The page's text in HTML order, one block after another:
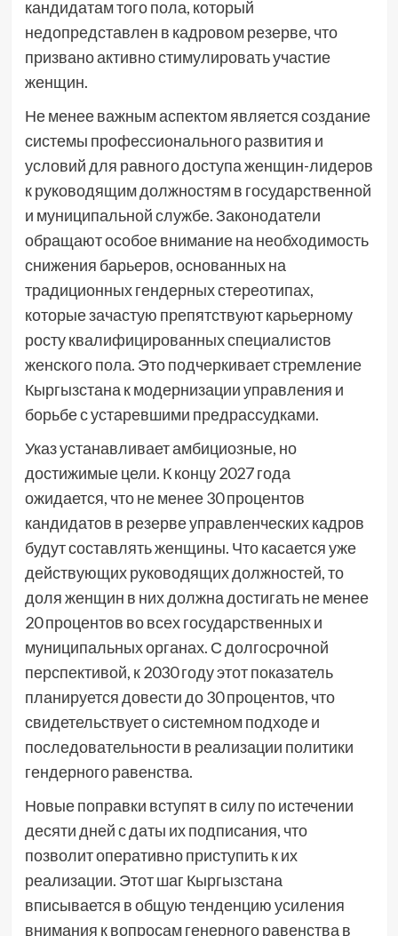
кандидатам того пола, который
недопредставлен в кадровом резерве, что
призвано активно стимулировать участие
женщин.
Не менее важным аспектом является создание
системы профессионального развития и
условий для равного доступа женщин-лидеров
к руководящим должностям в государственной
и муниципальной службе. Законодатели
обращают особое внимание на необходимость
снижения барьеров, основанных на
традиционных гендерных стереотипах,
которые зачастую препятствуют карьерному
росту квалифицированных специалистов
женского пола. Это подчеркивает стремление
Кыргызстана к модернизации управления и
борьбе с устаревшими предрассудками.
Указ устанавливает амбициозные, но
достижимые цели. К концу 2027 года
ожидается, что не менее 30 процентов
кандидатов в резерве управленческих кадров
будут составлять женщины. Что касается уже
действующих руководящих должностей, то
доля женщин в них должна достигать не менее
20 процентов во всех государственных и
муниципальных органах. С долгосрочной
перспективой, к 2030 году этот показатель
планируется довести до 30 процентов, что
свидетельствует о системном подходе и
последовательности в реализации политики
гендерного равенства.
Новые поправки вступят в силу по истечении
десяти дней с даты их подписания, что
позволит оперативно приступить к их
реализации. Этот шаг Кыргызстана
вписывается в общую тенденцию усиления
внимания к вопросам генерного равенства в